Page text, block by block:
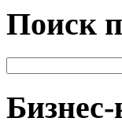
Поиск